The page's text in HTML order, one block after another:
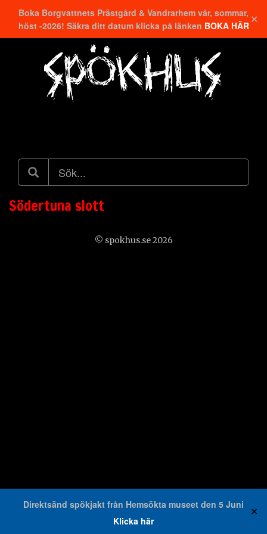
Direktsänd spökjakt från Hemsökta museet den 5 Juni
Klicka här
✕
Boka Borgvattnets Prästgård & Vandrarhem vår, sommar,
höst -2026! Säkra ditt datum klicka på länken BOKA HÄR ✕
Södertuna slott
© spokhus.se 2026